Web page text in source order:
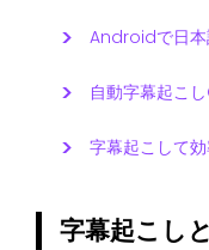
Androidで日本
自動字幕起こ
字幕起こして
字幕起こし